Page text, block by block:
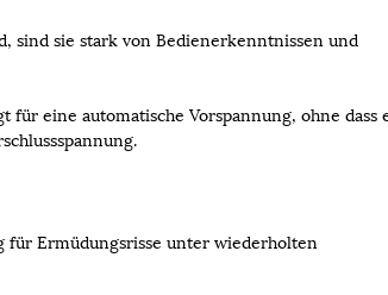
sind sie stark von Bedienerkenntnissen und
eine automatische Vorspannung, ohne dass
Ermüdungsrisse unter wiederholten